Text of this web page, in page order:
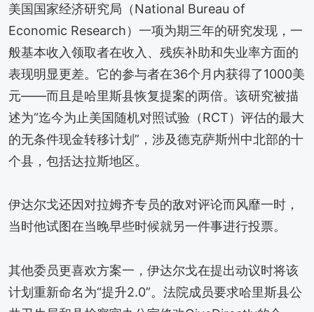
美国国家经济研究局（National Bureau of
Economic Research）一项为期三年的研究发现，一
般基本收入领取者在收入、残疾补助和失业率方面的
表现明显更差。它的参与者在36个月内获得了1000美
元——而且是哈里斯县恢复提案的两倍。该研究被描
述为“迄今为止美国随机对照试验（RCT）评估的最大
的无条件现金转移计划”，涉及德克萨斯州中北部的十
个县，包括达拉斯地区。
伊达尔戈还因对拉姆齐专员的敌对评论而风靡一时，
当时他试图在当晚早些时候就另一件事进行投票。
其他委员更喜欢方案一，伊达尔戈在提出动议时将该
计划重新命名为“提升2.0”。法院成员要求哈里斯县公